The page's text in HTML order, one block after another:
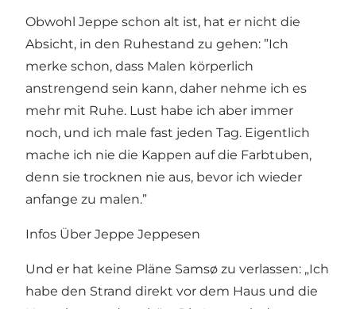
Obwohl Jeppe schon alt ist, hat er nicht die
Absicht, in den Ruhestand zu gehen: ”Ich
merke schon, dass Malen körperlich
anstrengend sein kann, daher nehme ich es
mehr mit Ruhe. Lust habe ich aber immer
noch, und ich male fast jeden Tag. Eigentlich
mache ich nie die Kappen auf die Farbtuben,
denn sie trocknen nie aus, bevor ich wieder
anfange zu malen.”
Infos Über Jeppe Jeppesen
Und er hat keine Pläne Samsø zu verlassen: „Ich
habe den Strand direkt vor dem Haus und die